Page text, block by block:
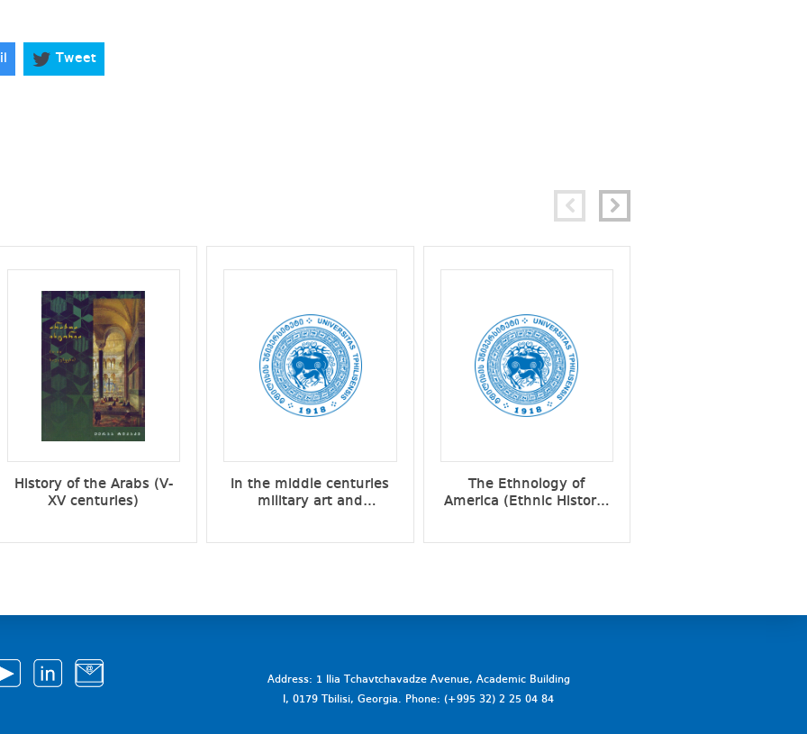
Tweet
History of the Arabs (V-
XV centuries)
In the middle centuries
military art and
The Ethnology of
America (Ethnic History,
Address: 1 Ilia Tchavtchavadze Avenue, Academic Building
I, 0179 Tbilisi, Georgia. Phone: (+995 32) 2 25 04 84